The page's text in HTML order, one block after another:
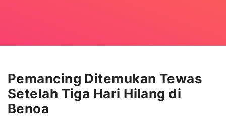
Pemancing Ditemukan Tewas
Setelah Tiga Hari Hilang di
Benoa